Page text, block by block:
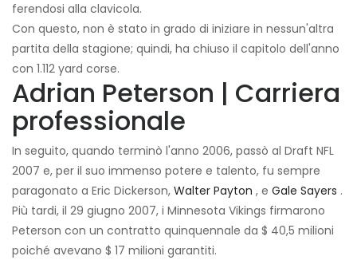
ferendosi alla clavicola.
Con questo, non è stato in grado di iniziare in nessun'altra
partita della stagione; quindi, ha chiuso il capitolo dell'anno
con 1.112 yard corse.
Adrian Peterson | Carriera
professionale
In seguito, quando terminò l'anno 2006, passò al Draft NFL
2007 e, per il suo immenso potere e talento, fu sempre
paragonato a Eric Dickerson, Walter Payton , e Gale Sayers .
Più tardi, il 29 giugno 2007, i Minnesota Vikings firmarono
Peterson con un contratto quinquennale da $ 40,5 milioni
poiché avevano $ 17 milioni garantiti.